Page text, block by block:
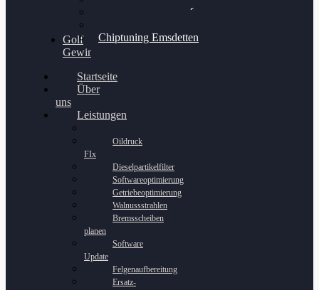
Chiptuning Schüttorf
Chiptuning Emsdetten
Golf
Gewinnspiel
Startseite
Über
uns
Leistungen
Oildruck
FIx
Dieselpartikelfilter
Softwareoptimierung
Getriebeoptimierung
Walnussstrahlen
Bremsscheiben
planen
Software
Update
Felgenaufbereitung
Ersatz-